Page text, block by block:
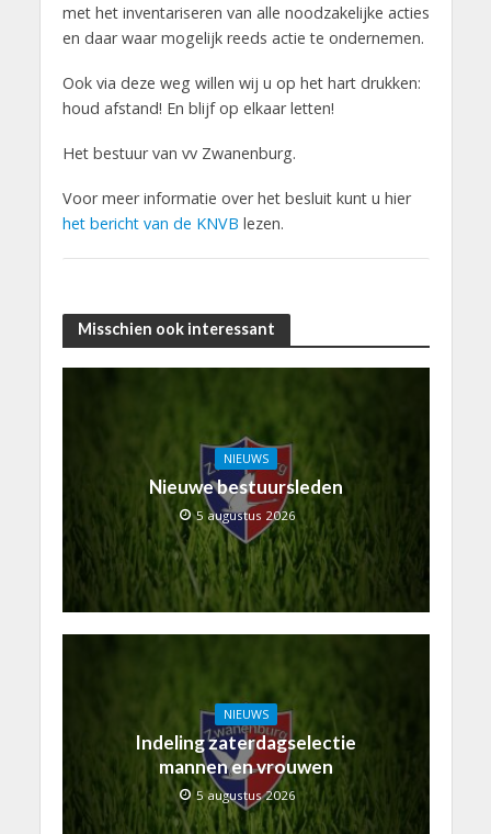
met het inventariseren van alle noodzakelijke acties
en daar waar mogelijk reeds actie te ondernemen.
Ook via deze weg willen wij u op het hart drukken:
houd afstand! En blijf op elkaar letten!
Het bestuur van vv Zwanenburg.
Voor meer informatie over het besluit kunt u hier
het bericht van de KNVB lezen.
Misschien ook interessant
NIEUWS
Nieuwe bestuursleden
5 augustus 2026
NIEUWS
Indeling zaterdagselectie
mannen en vrouwen
5 augustus 2026